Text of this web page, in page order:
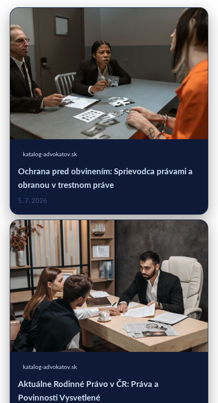
katalog-advokatov.sk
Ochrana pred obvinením: Sprievodca právami a
obranou v trestnom práve
5. 7. 2026
katalog-advokatov.sk
Aktuálne Rodinné Právo v ČR: Práva a
Povinnosti Vysvetlené